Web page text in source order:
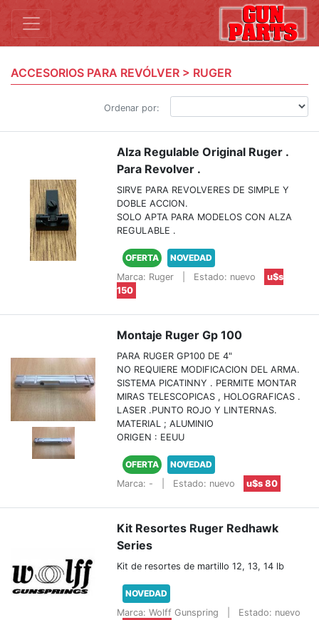
ACCESORIOS PARA REVÓLVER > RUGER
Ordenar por:
Alza Regulable Original Ruger .
Para Revolver .
SIRVE PARA REVOLVERES DE SIMPLE Y
DOBLE ACCION.
SOLO APTA PARA MODELOS CON ALZA
REGULABLE .
OFERTA
NOVEDAD
Marca: Ruger
Estado: nuevo
u$s
150
Montaje Ruger Gp 100
PARA RUGER GP100 DE 4"
NO REQUIERE MODIFICACION DEL ARMA.
SISTEMA PICATINNY . PERMITE MONTAR
MIRAS TELESCOPICAS , HOLOGRAFICAS .
LASER .PUNTO ROJO Y LINTERNAS.
MATERIAL ; ALUMINIO
ORIGEN : EEUU
OFERTA
NOVEDAD
Marca: -
Estado: nuevo u$s 80
Kit Resortes Ruger Redhawk
Series
Kit de resortes de martillo 12, 13, 14 lb
NOVEDAD
Marca: Wolff Gunspring
Estado: nuevo